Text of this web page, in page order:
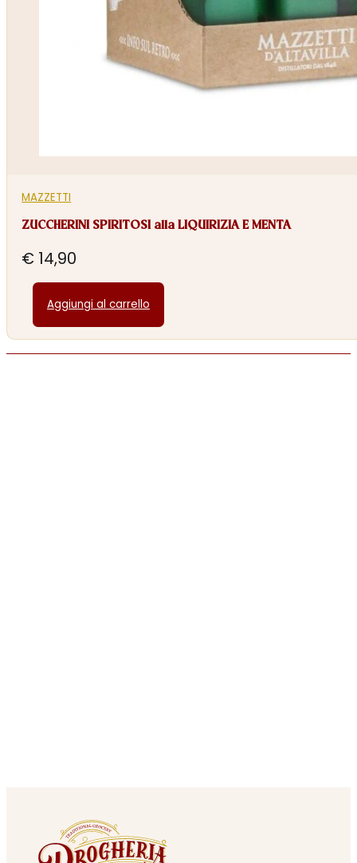
MAZZETTI
ZUCCHERINI SPIRITOSI alla LIQUIRIZIA E MENTA
€ 14,90
Aggiungi al carrello